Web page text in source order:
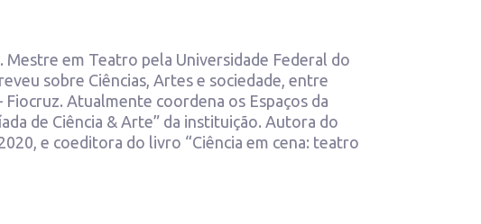
em Teatro pela Universidade Federal do
sobre Ciências, Artes e sociedade, entre
Fiocruz. Atualmente coordena os Espaços da
de Ciência & Arte” da instituição. Autora do
e coeditora do livro “Ciência em cena: teatro